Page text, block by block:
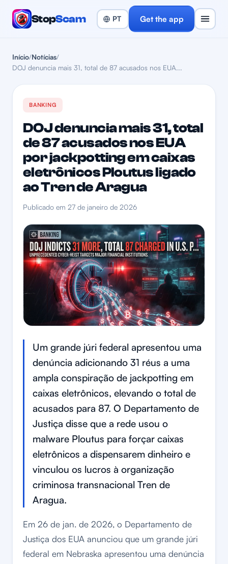
StopScam Get the app
Início/Notícias/
DOJ denuncia mais 31, total de 87 acusados nos EUA...
BANKING
DOJ denuncia mais 31, total
de 87 acusados nos EUA
por jackpotting em caixas
eletrônicos Ploutus ligado
ao Tren de Aragua
Publicado em 27 de janeiro de 2026
Um grande júri federal apresentou uma
denúncia adicionando 31 réus a uma
ampla conspiração de jackpotting em
caixas eletrônicos, elevando o total de
acusados para 87. O Departamento de
Justiça disse que a rede usou o
malware Ploutus para forçar caixas
eletrônicos a dispensarem dinheiro e
vinculou os lucros à organização
criminosa transnacional Tren de
Aragua.
Em 26 de jan. de 2026, o Departamento de
Justiça dos EUA anunciou que um grande júri
federal em Nebraska apresentou uma denúncia